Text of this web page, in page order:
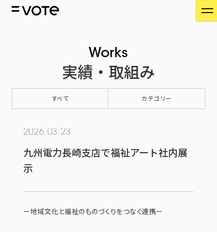
Works
実績・取組み
すべて カテゴリー
2026.03.23
九州電力長崎支店で福祉アート社内展
示
ー地域文化と福祉のものづくりをつなぐ連携ー